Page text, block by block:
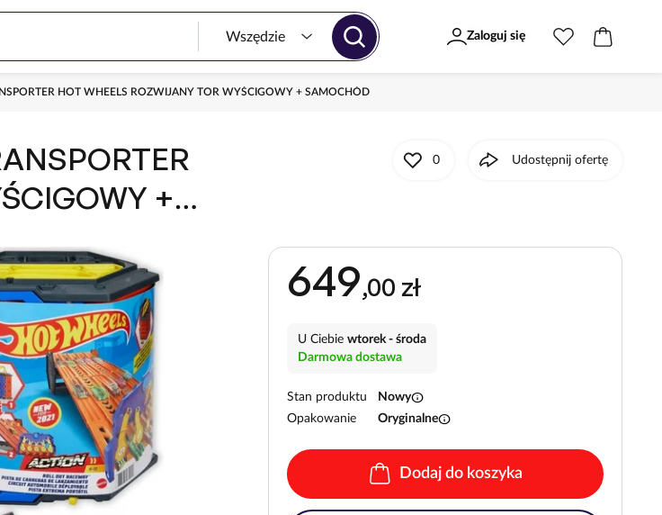
Zaloguj się
HOT WHEELS ROZWIJANY TOR WYŚCIGOWY + SAMOCHÓD
+
0 Udostępnij ofertę
649,00 zł
U Ciebie wtorek - środa
Darmowa dostawa
Stan produktu Nowyinfo
Opakowanie Oryginalneinfo
Dodaj do koszyka